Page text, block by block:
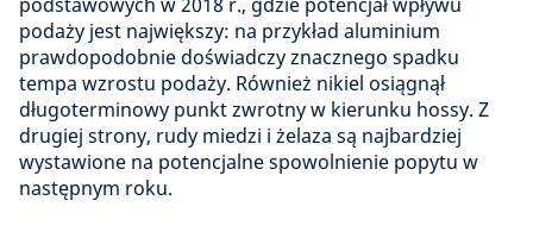
podaży jest największy: na przykład aluminium
prawdopodobnie doświadczy znacznego spadku
tempa wzrostu podaży. Również nikiel osiągnął
długoterminowy punkt zwrotny w kierunku hossy. Z
drugiej strony, rudy miedzi i żelaza są najbardziej
wystawione na potencjalne spowolnienie popytu w
następnym roku.